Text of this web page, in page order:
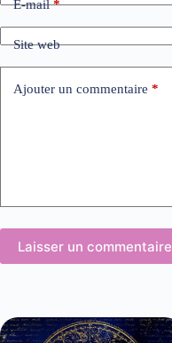
E-mail*
Site web
Ajouter un commentaire *
Laisser un commentaire